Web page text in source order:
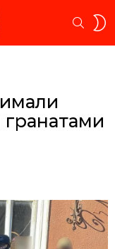
гранатами